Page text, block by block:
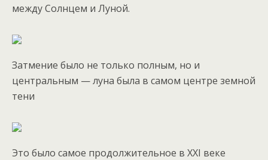
между Солнцем и Луной.
Затмение было не только полным, но и
центральным — луна была в самом центре земной
тени
Это было самое продолжительное в XXI веке